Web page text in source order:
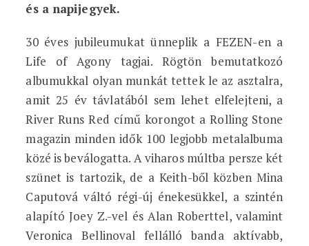
és a napijegyek.
30 éves jubileumukat ünneplik a FEZEN-en a
Life of Agony tagjai. Rögtön bemutatkozó
albumukkal olyan munkát tettek le az asztalra,
amit 25 év távlatából sem lehet elfelejteni, a
River Runs Red című korongot a Rolling Stone
magazin minden idők 100 legjobb metalalbuma
közé is beválogatta. A viharos múltba persze két
szünet is tartozik, de a Keith-ből közben Mina
Caputová váltó régi-új énekesükkel, a szintén
alapító Joey Z.-vel és Alan Roberttel, valamint
Veronica Bellinoval fellálló banda aktívabb,